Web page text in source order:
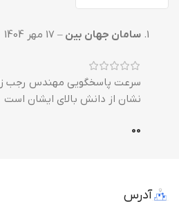
سامان جهان بین – 17 مهر 1404
سرعت پاسخگویی مهندس رجب
نشان از دانش بالای ایشان است
0
0
آدرس